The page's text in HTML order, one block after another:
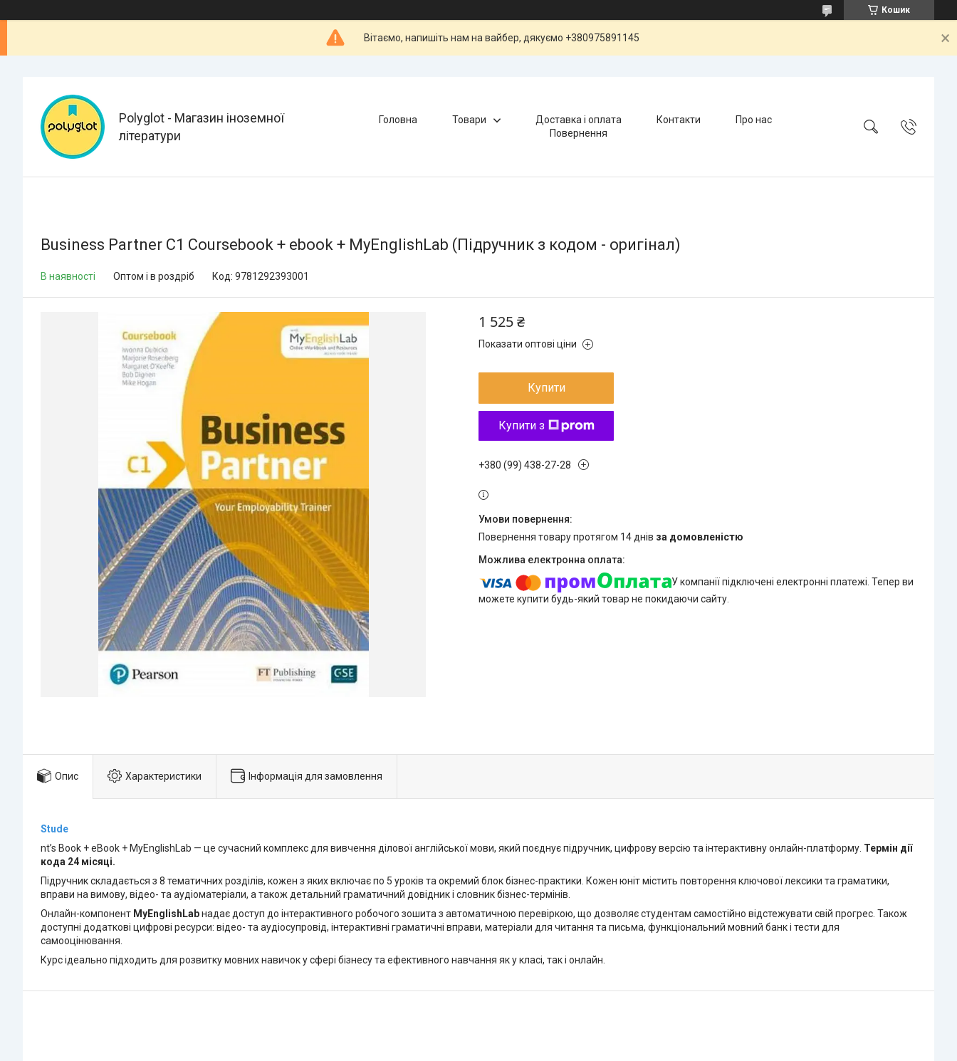
Кошик
Вітаємо, напишіть нам на вайбер, дякуємо +380975891145
Polyglot - Магазин іноземної
літератури
Головна Товари Доставка і оплата Контакти
Про нас
Повернення
Business Partner C1 Coursebook + ebook + MyEnglishLab (Підручник з кодом - оригінал)
В наявності Оптом і в роздріб Код: 9781292393001
1 525 ₴
Показати оптові ціни
Купити
Купити з
+380 (99) 438-27-28
повернення товару протягом 14 днів за домовленістю
У компанії підключені електронні платежі. Тепер ви
можете купити будь-який товар не покидаючи сайту.
Опис Характеристики Інформація для замовлення
Stude
nt’s Book + eBook + MyEnglishLab — це сучасний комплекс для вивчення ділової англійської мови, який поєднує підручник, цифрову версію та інтерактивну онлайн-платформу. Термін дії
кода 24 місяці.
Підручник складається з 8 тематичних розділів, кожен з яких включає по 5 уроків та окремий блок бізнес-практики. Кожен юніт містить повторення ключової лексики та граматики,
вправи на вимову, відео- та аудіоматеріали, а також детальний граматичний довідник і словник бізнес-термінів.
Онлайн-компонент MyEnglishLabнадає доступ до інтерактивного робочого зошита з автоматичною перевіркою, що дозволяє студентам самостійно відстежувати свій прогрес. Також
доступні додаткові цифрові ресурси: відео- та аудіосупровід, інтерактивні граматичні вправи, матеріали для читання та письма, функціональний мовний банк і тести для
самооцінювання.
Курс ідеально підходить для розвитку мовних навичок у сфері бізнесу та ефективного навчання як у класі, так і онлайн.